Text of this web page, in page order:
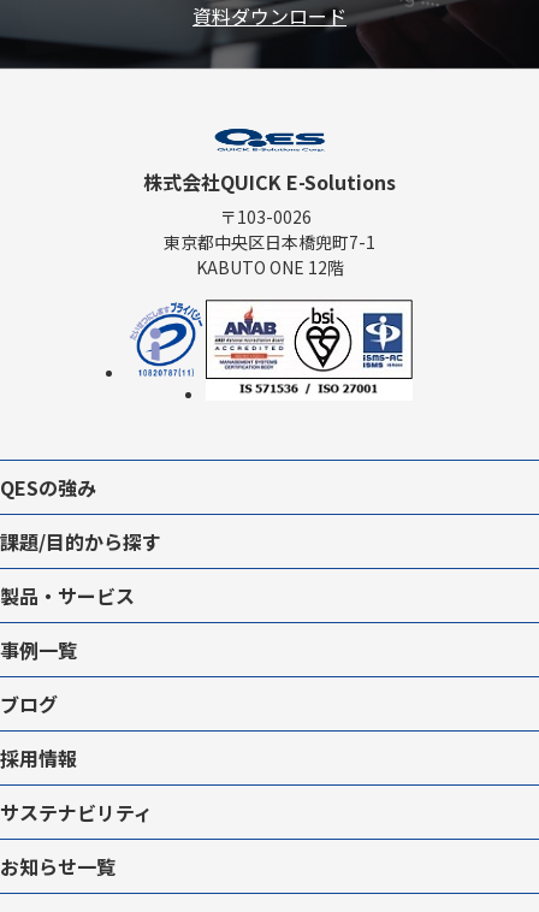
資料ダウンロード
株式会社QUICK E-Solutions
〒103-0026
東京都中央区日本橋兜町7-1
KABUTO ONE 12階
QESの強み
課題/目的から探す
製品・サービス
事例一覧
ブログ
採用情報
サステナビリティ
お知らせ一覧